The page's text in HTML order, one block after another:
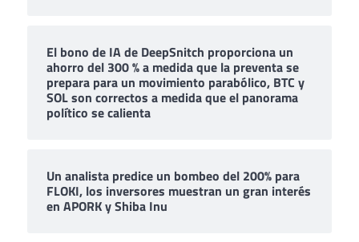
El bono de IA de DeepSnitch proporciona un
ahorro del 300 % a medida que la preventa se
prepara para un movimiento parabólico, BTC y
SOL son correctos a medida que el panorama
político se calienta
Un analista predice un bombeo del 200% para
FLOKI, los inversores muestran un gran interés
en APORK y Shiba Inu